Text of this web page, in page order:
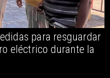
para resguardar
eléctrico durante la